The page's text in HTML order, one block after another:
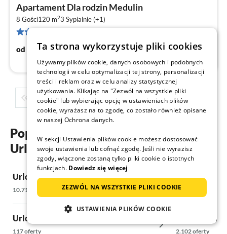
Apartament Dla rodzin Medulin
8 Gości120 m23 Sypialnie (+1)
od 221 € / noc
1 2 3 4 5 ...
Popularne regiony i miejscowości
Urlop w górach w świat
Urlop w górach w Europie
10.713 oferty
Urlop w górach w Polsce
117 oferty
Urlop w
947 oferty
Urlop w
2.102 oferty
Ta strona wykorzystuje pliki cookies
Używamy plików cookie, danych osobowych i podobnych
technologii w celu optymalizacji tej strony, personalizacji
treści i reklam oraz w celu analizy statystycznej
użytkowania. Klikając na "Zezwól na wszystkie pliki
cookie" lub wybierając opcję w ustawieniach plików
cookie, wyrażasz na to zgodę, co zostało również opisane
w naszej Ochrona danych.
W sekcji Ustawienia plików cookie możesz dostosować
swoje ustawienia lub cofnąć zgodę. Jeśli nie wyrazisz
zgody, włączone zostaną tylko pliki cookie o istotnych
funkcjach. Dowiedz się więcej
ZEZWÓL NA WSZYSTKIE PLIKI COOKIE
USTAWIENIA PLIKÓW COOKIE